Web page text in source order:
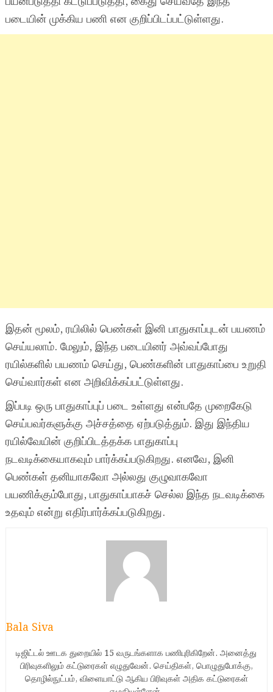
படையின் முக்கிய பணி என குறிப்பிடப்பட்டுள்ளது.
இதன் மூலம், ரயிலில் பெண்கள் இனி பாதுகாப்புடன் பயணம்
செய்யலாம். மேலும், இந்த படையினர் அவ்வப்போது
ரயில்களில் பயணம் செய்து, பெண்களின் பாதுகாப்பை உறுதி
செய்வார்கள் என அறிவிக்கப்பட்டுள்ளது.
இப்படி ஒரு பாதுகாப்புப் படை உள்ளது என்பதே முறைகேடு
செய்பவர்களுக்கு அச்சத்தை ஏற்படுத்தும். இது இந்திய
ரயில்வேயின் குறிப்பிடத்தக்க பாதுகாப்பு
நடவடிக்கையாகவும் பார்க்கப்படுகிறது. எனவே, இனி
பெண்கள் தனியாகவோ அல்லது குழுவாகவோ
பயணிக்கும்போது, பாதுகாப்பாகச் செல்ல இந்த நடவடிக்கை
உதவும் என்று எதிர்பார்க்கப்படுகிறது.
Bala Siva
டிஜிட்டல் ஊடக துறையில் 15 வருடங்களாக பணிபுரிகிறேன். அனைத்து
பிரிவுகளிலும் கட்டுரைகள் எழுதுவேன். செய்திகள், பொழுதுபோக்கு,
தொழில்நுட்பம், விளையாட்டு ஆகிய பிரிவுகள் அதிக கட்டுரைகள்